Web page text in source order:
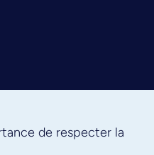
de respecter la